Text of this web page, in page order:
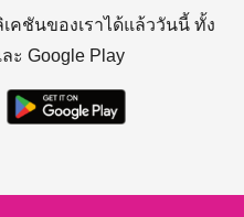
คชันของเราได้แล้ววันนี้ ทั้ง
ะ Google Play